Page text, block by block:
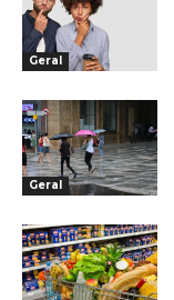
Geral
Geral